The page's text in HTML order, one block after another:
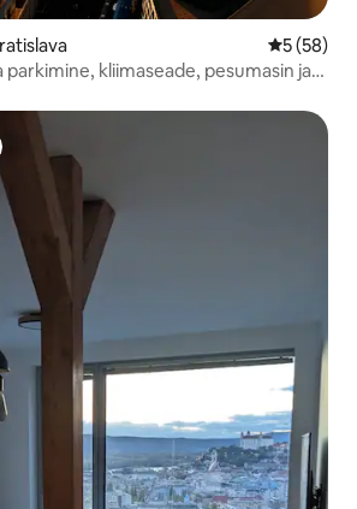
Keskmine
5 (58)
parkimine, kliimaseade, pesumasin ja